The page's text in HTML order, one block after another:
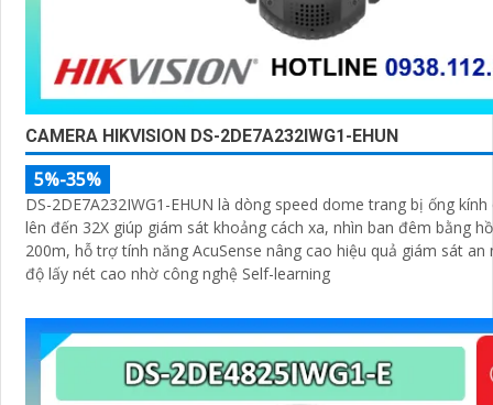
CAMERA HIKVISION DS-2DE7A232IWG1-EHUN
5%-35%
DS-2DE7A232IWG1-EHUN là dòng speed dome trang bị ống kính
lên đến 32X giúp giám sát khoảng cách xa, nhìn ban đêm bằng
200m, hỗ trợ tính năng AcuSense nâng cao hiệu quả giám sát an
độ lấy nét cao nhờ công nghệ Self-learning